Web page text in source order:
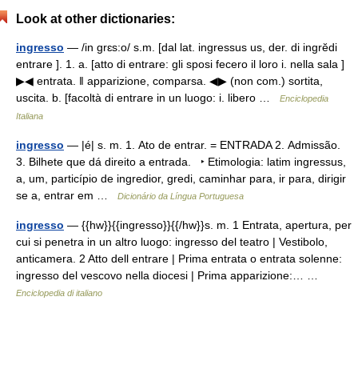
Look at other dictionaries:
ingresso — /in grɛs:o/ s.m. [dal lat. ingressus us, der. di ingrĕdi
entrare ]. 1. a. [atto di entrare: gli sposi fecero il loro i. nella sala ]
▶◀ entrata. ‖ apparizione, comparsa. ◀▶ (non com.) sortita,
uscita. b. [facoltà di entrare in un luogo: i. libero …
Enciclopedia
Italiana
ingresso — |é| s. m. 1. Ato de entrar. = ENTRADA 2. Admissão.
3. Bilhete que dá direito a entrada. ‣ Etimologia: latim ingressus,
a, um, particípio de ingredior, gredi, caminhar para, ir para, dirigir
se a, entrar em …
Dicionário da Língua Portuguesa
ingresso — {{hw}}{{ingresso}}{{/hw}}s. m. 1 Entrata, apertura, per
cui si penetra in un altro luogo: ingresso del teatro | Vestibolo,
anticamera. 2 Atto dell entrare | Prima entrata o entrata solenne:
ingresso del vescovo nella diocesi | Prima apparizione:… …
Enciclopedia di italiano